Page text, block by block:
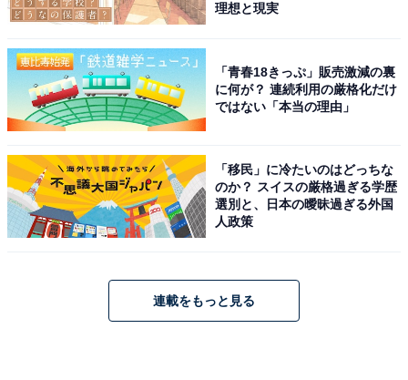
理想と現実
「青春18きっぷ」販売激減の裏
に何が？ 連続利用の厳格化だけ
ではない「本当の理由」
「移民」に冷たいのはどっちな
のか？ スイスの厳格過ぎる学歴
選別と、日本の曖昧過ぎる外国
人政策
連載をもっと見る